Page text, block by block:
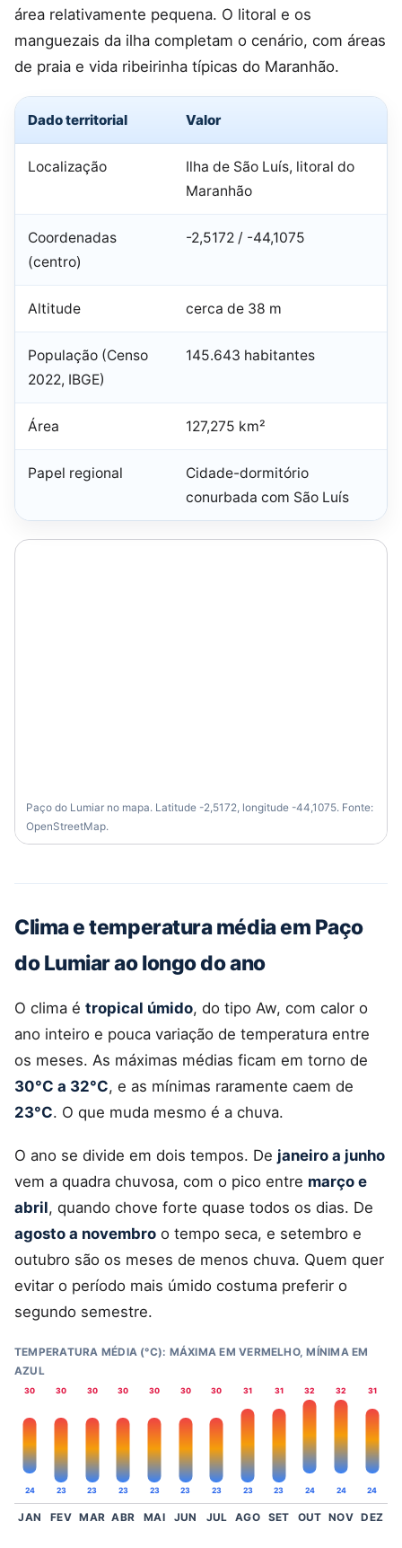
área relativamente pequena. O litoral e os
manguezais da ilha completam o cenário, com áreas
de praia e vida ribeirinha típicas do Maranhão.
Dado territorial Valor
Localização
Ilha de São Luís, litoral do
Maranhão
Coordenadas
(centro)
-2,5172 / -44,1075
Altitude cerca de 38 m
População (Censo
2022, IBGE)
145.643 habitantes
Área 127,275 km²
Papel regional
Cidade-dormitório
conurbada com São Luís
Paço do Lumiar no mapa. Latitude -2,5172, longitude -44,1075. Fonte:
OpenStreetMap.
Clima e temperatura média em Paço
do Lumiar ao longo do ano
O clima é tropical úmido, do tipo Aw, com calor o
ano inteiro e pouca variação de temperatura entre
os meses. As máximas médias ficam em torno de
30°C a 32°C, e as mínimas raramente caem de
23°C. O que muda mesmo é a chuva.
O ano se divide em dois tempos. De janeiro a junho
vem a quadra chuvosa, com o pico entre março e
abril, quando chove forte quase todos os dias. De
agosto a novembro o tempo seca, e setembro e
outubro são os meses de menos chuva. Quem quer
evitar o período mais úmido costuma preferir o
segundo semestre.
TEMPERATURA MÉDIA (°C): MÁXIMA EM VERMELHO, MÍNIMA EM
AZUL
30
24
30
23
30
23
30
23
30
23
30
23
30
23
31
23
31
23
32
24
32
24
31
24
JAN FEV MAR ABR MAI JUN JUL AGO SET OUT NOV DEZ